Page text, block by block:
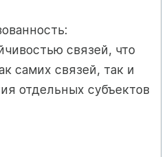
связей, что
самих связей, так и
отдельных субъектов